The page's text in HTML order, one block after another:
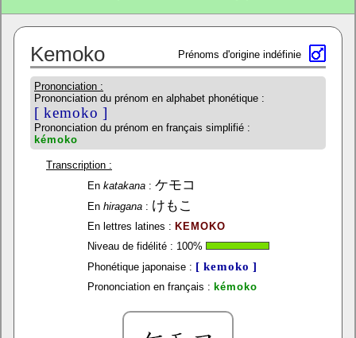
Kemoko Prénoms d'origine indéfinie
Prononciation :
Prononciation du prénom en alphabet phonétique :
[ kemoko ]
Prononciation du prénom en français simplifié :
kémoko
Transcription :
En katakana: ケモコ
En hiragana: けもこ
En lettres latines : KEMOKO
Niveau de fidélité : 100%
Phonétique japonaise : [ kemoko ]
Prononciation en français : kémoko